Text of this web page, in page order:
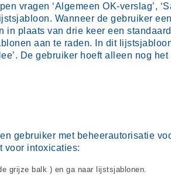
vragen ‘Algemeen OK-verslag’,
Wanneer de gebruiker
plaats van drie keer een
aan te raden. In dit
De gebruiker hoeft alleen nog
gebruiker met beheerautorisatie
voor intoxicaties:
grijze balk ) en ga naar lijstsjablonen.